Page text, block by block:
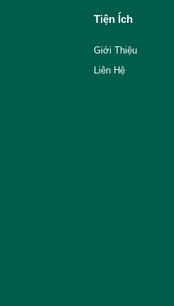
Tiện Ích
Giới Thiệu
Liên Hệ